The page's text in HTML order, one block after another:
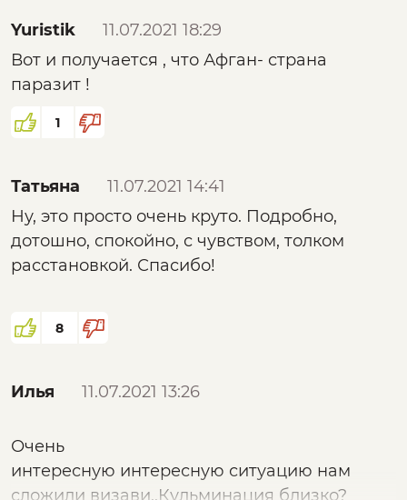
Yuristik
11.07.2021 18:29
Вот и получается , что Афган- страна
паразит !
1
Татьяна
11.07.2021 14:41
Ну, это просто очень круто. Подробно,
дотошно, спокойно, с чувством, толком
расстановкой. Спасибо!
8
Илья 11.07.2021 13:26
Очень
интересную интересную ситуацию нам
сложили визави..Кульминация близко?